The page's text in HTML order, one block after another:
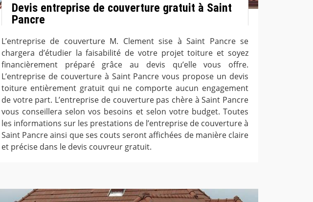
Devis entreprise de couverture gratuit à Saint
Pancre
L’entreprise de couverture M. Clement sise à Saint Pancre se
chargera d’étudier la faisabilité de votre projet toiture et soyez
financièrement préparé grâce au devis qu’elle vous offre.
L’entreprise de couverture à Saint Pancre vous propose un devis
toiture entièrement gratuit qui ne comporte aucun engagement
de votre part. L’entreprise de couverture pas chère à Saint Pancre
vous conseillera selon vos besoins et selon votre budget. Toutes
les informations sur les prestations de l’entreprise de couverture à
Saint Pancre ainsi que ses couts seront affichées de manière claire
et précise dans le devis couvreur gratuit.